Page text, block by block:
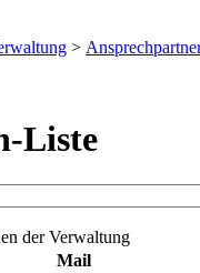
>
Liste
der Verwaltung
Mail